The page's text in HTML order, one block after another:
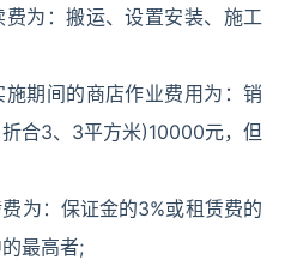
为：搬运、设置安装、施工
期间的商店作业费用为：销
合3、3平方米)10000元，但
为：保证金的3%或租赁费的
最高者;